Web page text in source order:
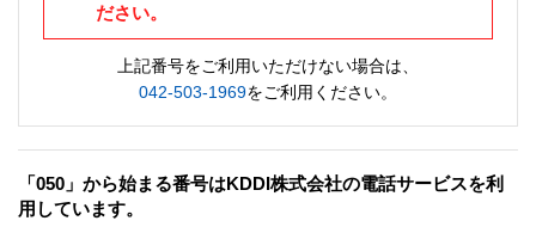
ださい。
上記番号をご利用いただけない場合は、
042-503-1969をご利用ください。
「050」から始まる番号はKDDI株式会社の電話サービスを利
用しています。